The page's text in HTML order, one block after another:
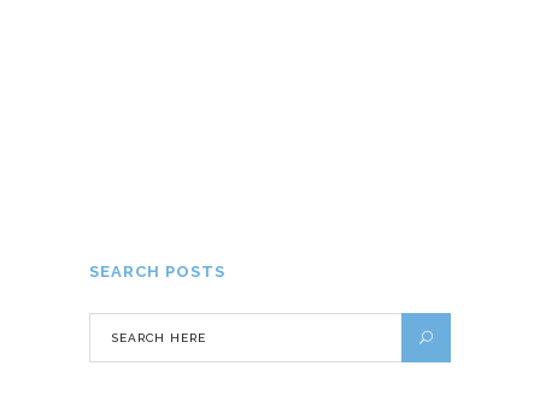
SEARCH POSTS